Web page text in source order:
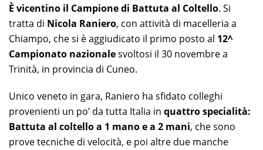
È vicentino il Campione di Battuta al Coltello. Si
tratta di Nicola Raniero, con attività di macelleria a
Chiampo, che si è aggiudicato il primo posto al 12^
Campionato nazionalesvoltosi il 30 novembre a
Trinità, in provincia di Cuneo.
Unico veneto in gara, Raniero ha sfidato colleghi
provenienti un po’ da tutta Italia in quattro specialità:
Battuta al coltello a 1 mano e a 2 mani, che sono
prove tecniche di velocità, e poi altre due manche